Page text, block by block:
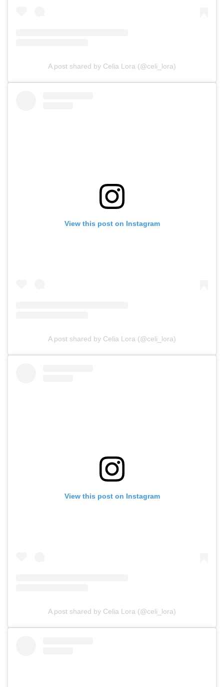
A post shared by Celia Lora (@celi_lora)
View this post on Instagram
A post shared by Celia Lora (@celi_lora)
View this post on Instagram
A post shared by Celia Lora (@celi_lora)